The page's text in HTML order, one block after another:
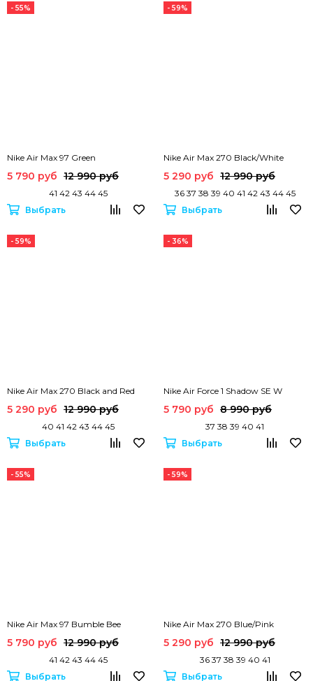
- 55%
Nike Air Max 97 Green
5 790 руб 12 990 руб
41 42 43 44 45
Выбрать
- 59%
Nike Air Max 270 Black/White
5 290 руб 12 990 руб
36 37 38 39 40 41 42 43 44 45
Выбрать
- 59%
Nike Air Max 270 Black and Red
5 290 руб 12 990 руб
40 41 42 43 44 45
Выбрать
- 36%
Nike Air Force 1 Shadow SE W
5 790 руб 8 990 руб
37 38 39 40 41
Выбрать
- 55%
Nike Air Max 97 Bumble Bee
5 790 руб 12 990 руб
41 42 43 44 45
Выбрать
- 59%
Nike Air Max 270 Blue/Pink
5 290 руб 12 990 руб
36 37 38 39 40 41
Выбрать